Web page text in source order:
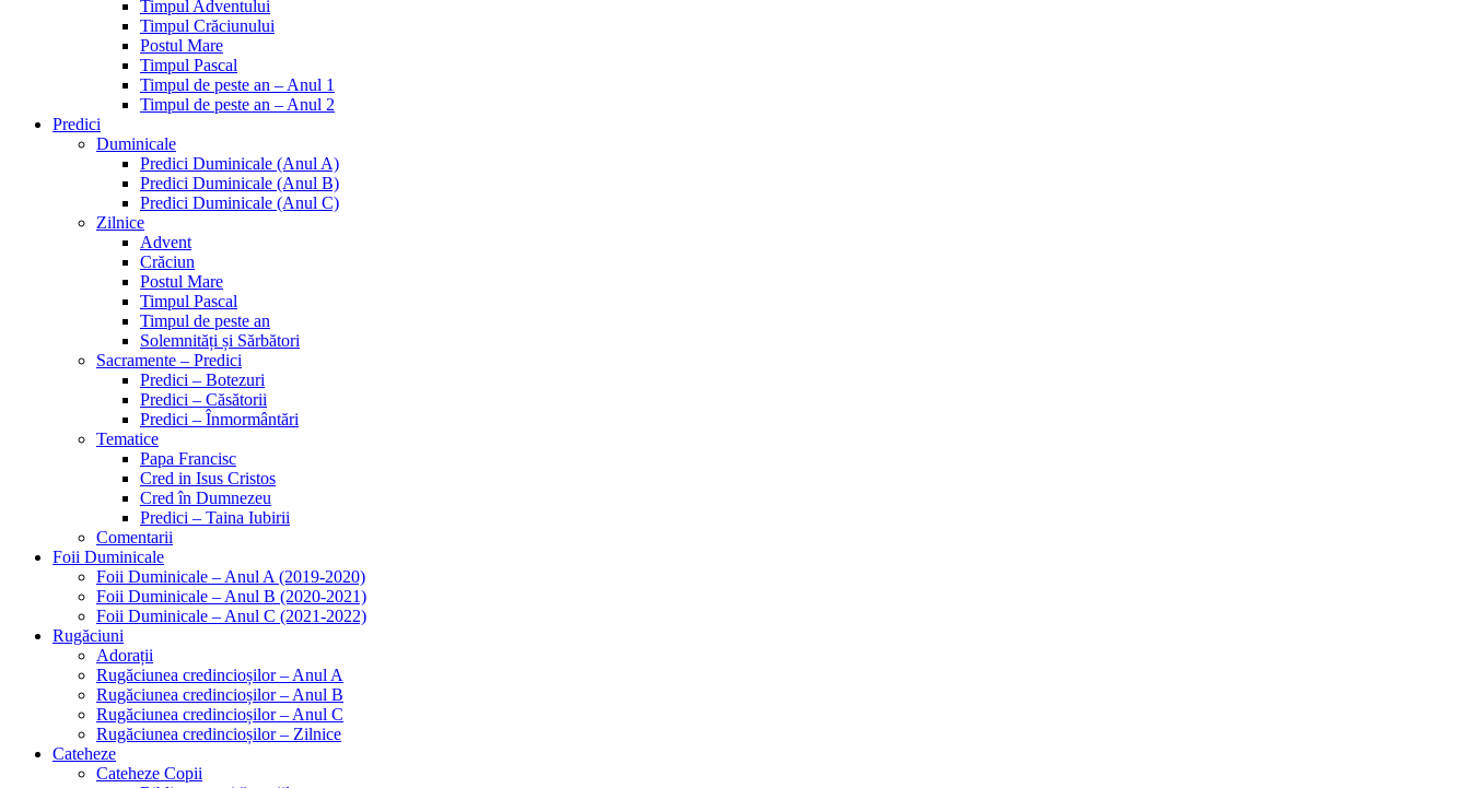
Timpul Adventului
Timpul Crăciunului
Postul Mare
Timpul Pascal
Timpul de peste an – Anul 1
Timpul de peste an – Anul 2
Predici
Duminicale
Predici Duminicale (Anul A)
Predici Duminicale (Anul B)
Predici Duminicale (Anul C)
Zilnice
Advent
Crăciun
Postul Mare
Timpul Pascal
Timpul de peste an
Solemnități și Sărbători
Sacramente – Predici
Predici – Botezuri
Predici – Căsătorii
Predici – Înmormântări
Tematice
Papa Francisc
Cred in Isus Cristos
Cred în Dumnezeu
Predici – Taina Iubirii
Comentarii
Foii Duminicale
Foii Duminicale – Anul A (2019-2020)
Foii Duminicale – Anul B (2020-2021)
Foii Duminicale – Anul C (2021-2022)
Rugăciuni
Adorații
Rugăciunea credincioșilor – Anul A
Rugăciunea credincioșilor – Anul B
Rugăciunea credincioșilor – Anul C
Rugăciunea credincioșilor – Zilnice
Cateheze
Cateheze Copii